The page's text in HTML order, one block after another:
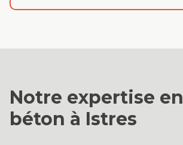
Notre expertise en
béton à Istres